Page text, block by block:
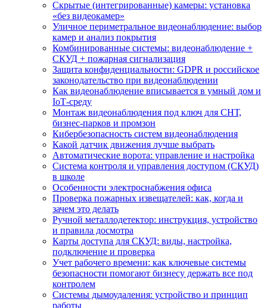
Скрытые (интегрированные) камеры: установка
«без видеокамер»
Уличное периметральное видеонаблюдение: выбор
камер и анализ покрытия
Комбинированные системы: видеонаблюдение +
СКУД + пожарная сигнализация
Защита конфиденциальности: GDPR и российское
законодательство при видеонаблюдении
Как видеонаблюдение вписывается в умный дом и
IoT‑среду
Монтаж видеонаблюдения под ключ для СНТ,
бизнес‑парков и промзон
Кибербезопасность систем видеонаблюдения
Какой датчик движения лучше выбрать
Автоматические ворота: управление и настройка
Система контроля и управления доступом (СКУД)
в школе
Особенности электроснабжения офиса
Проверка пожарных извещателей: как, когда и
зачем это делать
Ручной металлодетектор: инструкция, устройство
и правила досмотра
Карты доступа для СКУД: виды, настройка,
подключение и проверка
Учет рабочего времени: как ключевые системы
безопасности помогают бизнесу держать все под
контролем
Системы дымоудаления: устройство и принцип
работы